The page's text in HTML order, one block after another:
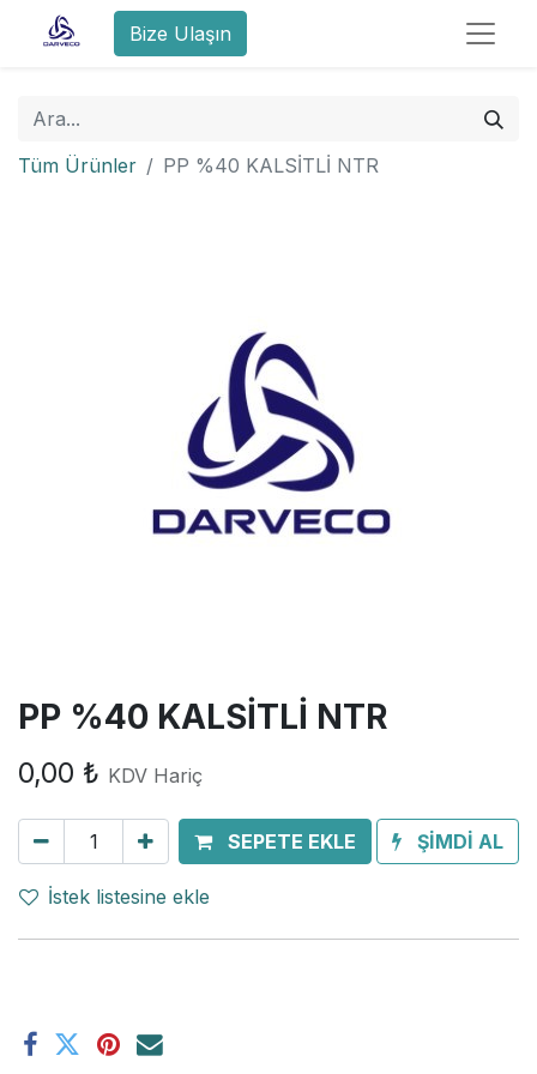
Bize Ulaşın
Tüm Ürünler PP %40 KALSİTLİ NTR
PP %40 KALSİTLİ NTR
0,00 ₺ KDV Hariç
SEPETE EKLE ŞİMDİ AL
İstek listesine ekle